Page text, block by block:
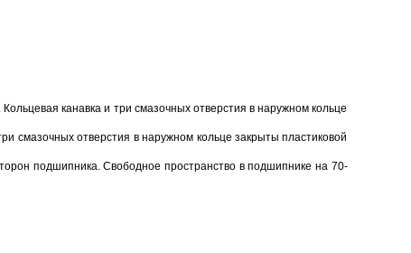
канавка и три смазочных отверстия в наружном кольце
смазочных отверстия в наружном кольце закрыты пластиковой
подшипника. Свободное пространство в подшипнике на 70-